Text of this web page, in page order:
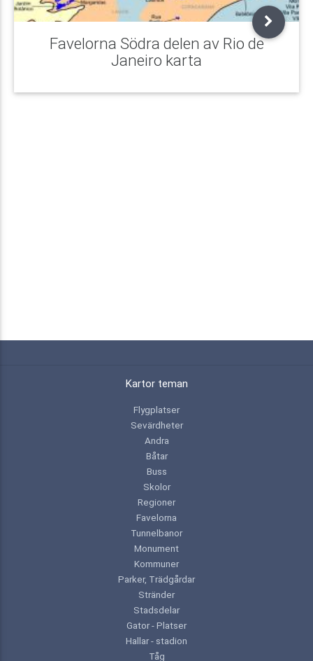
Favelorna Södra delen av Rio de
Janeiro karta
Kartor teman
Flygplatser
Sevärdheter
Andra
Båtar
Buss
Skolor
Regioner
Favelorna
Tunnelbanor
Monument
Kommuner
Parker, Trädgårdar
Stränder
Stadsdelar
Gator - Platser
Hallar - stadion
Tåg